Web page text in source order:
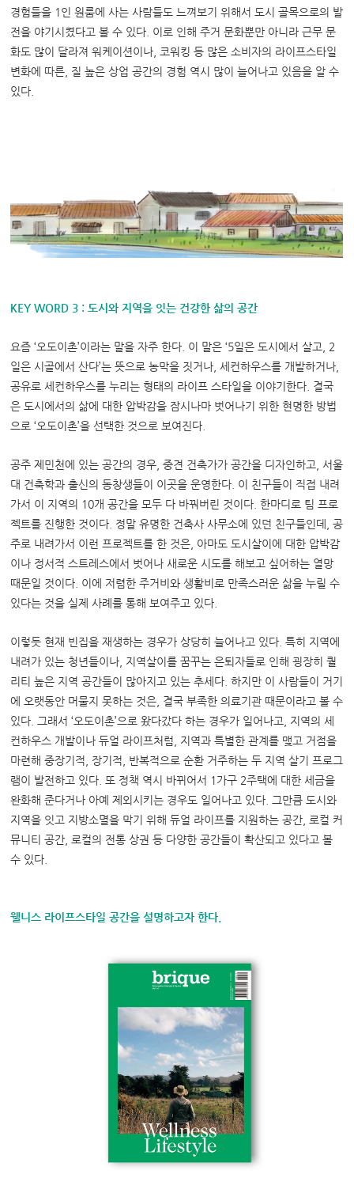
경험들을 1인 원룸에 사는 사람들도 느껴보기 위해서 도시 골목으로의 발
전을 야기시켰다고 볼 수 있다 이로 인해 주거 문화뿐만 아니라 근무 문
화도 많이 달라져 워케이션이나
코워킹 등 많은 소비자의 라이프스타일
변화에 따른 질 높은 상업 공간의 경험 역시 많이 늘어나고 있음을 알 수
있다
KEY WORD 3 : 도시와 지역을 잇는 건강한 삶의 공간
요즘‘오도이촌’이라는 말을 자주 한다 이 말은‘5일은 도시에서 살고
, 2
일은 시골에서 산다’는 뜻으로 농막을 짓거나 ,세컨하우스를 개발하거나
공유로 세컨하우스를 누리는 형태의 라이프 스타일을 이야기한다 결국
은 도시에서의 삶에 대한 압박감을 잠시나마 벗어나기 위한 현명한 방법
으로‘오도이촌’을 선택한 것으로 보여진다
공주 제민천에 있는 공간의 경우 ,중견 건축가가 공간을 디자인하고
서울
대 건축학과 출신의 동창생들이 이곳을 운영한다 이 친구들이 직접 내려
가서 이 지역의 10개 공간을 모두 다 바꿔버린 것이다 .한마디로 팀 프로
젝트를 진행한 것이다 정말 유명한 건축사 사무소에 있던 친구들인데 ,공
주로 내려가서 이런 프로젝트를 한 것은 아마도 도시살이에 대한 압박감
이나 정서적 스트레스에서 벗어나 새로운 시도를 해보고 싶어하는 열망
때문일 것이다 이에 저렴한 주거비와 생활비로 만족스러운 삶을 누릴 수
있다는 것을 실제 사례를 통해 보여주고 있다
이렇듯 현재 빈집을 재생하는 경우가 상당히 늘어나고 있다 .특히 지역에
내려가 있는 청년들이나 지역살이를 꿈꾸는 은퇴자들로 인해 굉장히 퀄
리티 높은 지역 공간들이 많아지고 있는 추세다 .하지만 이 사람들이 거기
에 오랫동안 머물지 못하는 것은 결국 부족한 의료기관 때문이라고 볼 수
있다
그래서‘오도이촌’으로 왔다갔다 하는 경우가 일어나고
지역의 세
컨하우스 개발이나 듀얼 라이프처럼
지역과 특별한 관계를 맺고 거점을
마련해 중장기적
장기적
반복적으로 순환 거주하는 두 지역 살기 프로그
램이 발전하고 있다 또 정책 역시 바뀌어서 1가구 2주택에 대한 세금을
완화해 준다거나 아예 제외시키는 경우도 일어나고 있다
그만큼 도시와
지역을 잇고 지방소멸을 막기 위해 듀얼 라이프를 지원하는 공간
로컬 커
뮤니티 공간
로컬의 전통 상권 등 다양한 공간들이 확산되고 있다고 볼
수 있다
웰니스 라이프스타일 공간을 설명하고자 한다